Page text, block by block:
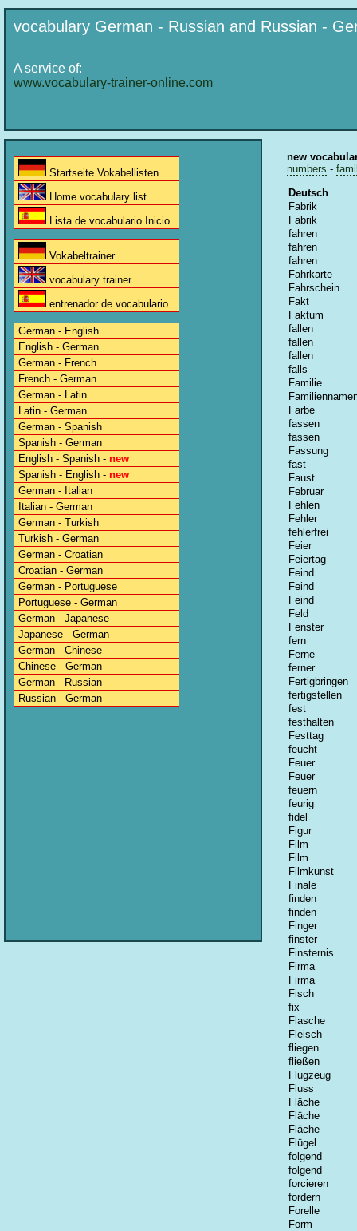
vocabulary German - Russian and Russian -
A service of:
www.vocabulary-trainer-online.com
Startseite Vokabellisten
Home vocabulary list
Lista de vocabulario Inicio
Vokabeltrainer
vocabulary trainer
entrenador de vocabulario
German - English
English - German
German - French
French - German
German - Latin
Latin - German
German - Spanish
Spanish - German
English - Spanish - new
Spanish - English - new
German - Italian
Italian - German
German - Turkish
Turkish - German
German - Croatian
Croatian - German
German - Portuguese
Portuguese - German
German - Japanese
Japanese - German
German - Chinese
Chinese - German
German - Russian
Russian - German
new
numbers -
Deutsch
Fabrik
Fabrik
fahren
fahren
fahren
Fahrkarte
Fahrschein
Fakt
Faktum
fallen
fallen
fallen
falls
Familie
Farbe
fassen
fassen
Fassung
fast
Faust
Februar
Fehlen
Fehler
fehlerfrei
Feier
Feiertag
Feind
Feind
Feind
Feld
Fenster
fern
Ferne
ferner
Fertigbringen
fertigstellen
fest
festhalten
Festtag
feucht
Feuer
Feuer
feuern
feurig
fidel
Figur
Film
Film
Filmkunst
Finale
finden
finden
Finger
finster
Finsternis
Firma
Firma
Fisch
fix
Flasche
Fleisch
fliegen
fließen
Flugzeug
Fluss
Fläche
Fläche
Fläche
Flügel
folgend
folgend
forcieren
fordern
Forelle
Form